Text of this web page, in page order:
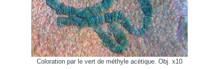
Coloration par le vert de méthyle acétique. Obj. x10